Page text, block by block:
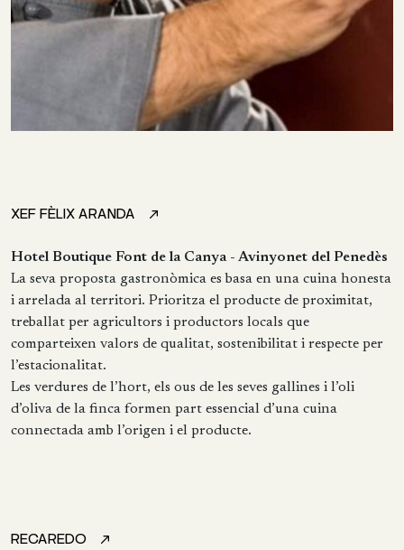
XEF FÈLIX ARANDA
Hotel Boutique Font de la Canya - Avinyonet del Penedès
La seva proposta gastronòmica es basa en una cuina honesta
i arrelada al territori. Prioritza el producte de proximitat,
treballat per agricultors i productors locals que
comparteixen valors de qualitat, sostenibilitat i respecte per
l’estacionalitat.
Les verdures de l’hort, els ous de les seves gallines i l’oli
d’oliva de la finca formen part essencial d’una cuina
connectada amb l’origen i el producte.
RECAREDO